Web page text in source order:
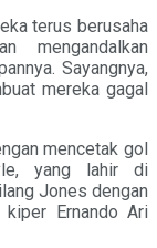
terus berusaha
mengandalkan
Sayangnya,
mereka gagal
mencetak gol
yang lahir di
Jones dengan
Ernando Ari